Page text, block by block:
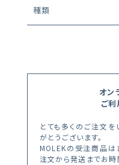
種類
オン
ご
とても多くのご注文
がとうございます。
MOLEKの受注商品は
注文から発送までお時